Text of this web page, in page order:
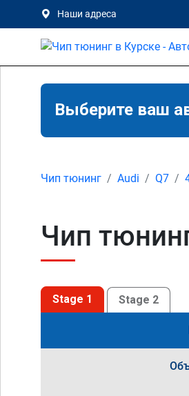
Наши адреса
Выберите ваш
Чип тюнинг Audi Q7
Чип
Stage 1 Stage 2